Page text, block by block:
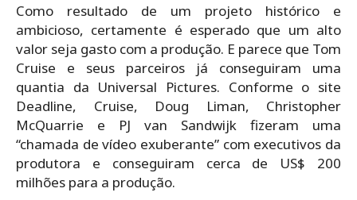
Como resultado de um projeto histórico e
ambicioso, certamente é esperado que um alto
valor seja gasto com a produção. E parece que Tom
Cruise e seus parceiros já conseguiram uma
quantia da Universal Pictures. Conforme o site
Deadline, Cruise, Doug Liman, Christopher
McQuarrie e PJ van Sandwijk fizeram uma
“chamada de vídeo exuberante” com executivos da
produtora e conseguiram cerca de US$ 200
milhões para a produção.